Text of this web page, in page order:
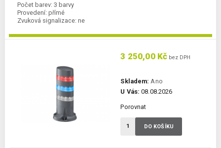
Počet barev: 3 barvy
Provedení: přímé
Zvuková signalizace: ne
3 250,00 Kč bez DPH
Skladem: Ano
U Vás: 08.08.2026
Porovnat
DO KOŠÍKU